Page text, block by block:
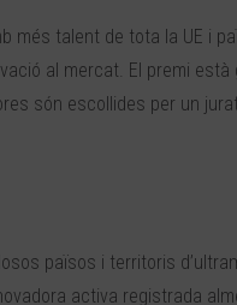
més talent de tota la UE i
al mercat. El premi està
són escollides per un
països i territoris
activa registrada